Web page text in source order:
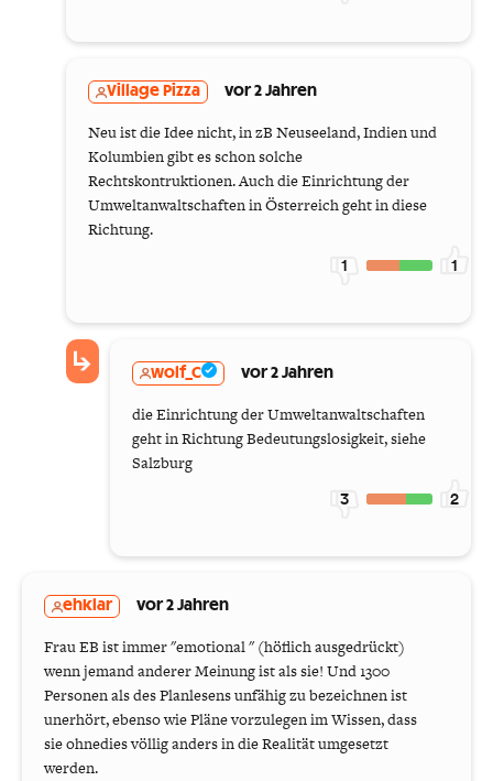
Village Pizza vor 2 Jahren
Neu ist die Idee nicht, in zB Neuseeland, Indien und
Kolumbien gibt es schon solche
Rechtskontruktionen. Auch die Einrichtung der
Umweltanwaltschaften in Österreich geht in diese
Richtung.
1 1
wolf_C vor 2 Jahren
die Einrichtung der Umweltanwaltschaften
geht in Richtung Bedeutungslosigkeit, siehe
Salzburg
3 2
ehklar vor 2 Jahren
Frau EB ist immer "emotional " (höflich ausgedrückt)
wenn jemand anderer Meinung ist als sie! Und 1300
Personen als des Planlesens unfähig zu bezeichnen ist
unerhört, ebenso wie Pläne vorzulegen im Wissen, dass
sie ohnedies völlig anders in die Realität umgesetzt
werden.